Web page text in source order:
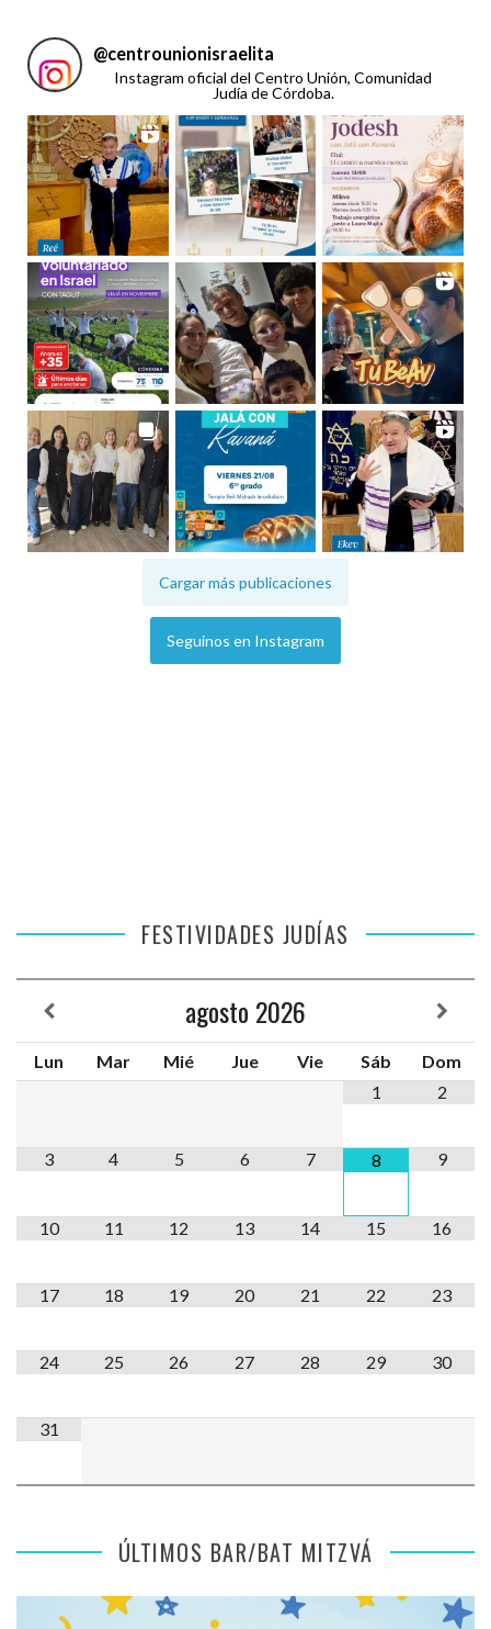
@centrounionisraelita
Instagram oficial del Centro Unión, Comunidad
Judía de Córdoba.
Cargar más publicaciones
Seguinos en Instagram
FESTIVIDADES JUDÍAS
agosto 2026
Lun Mar Mié Jue Vie Sáb
Dom
1
2
3 4 5 6 7 8 9
10 11 12 13 14 15 16
17 18 19 20 21 22 23
24 25 26 27 28 29 30
31
ÚLTIMOS BAR/BAT MITZVÁ